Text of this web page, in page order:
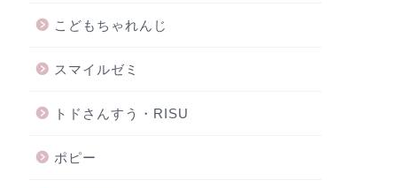
こどもちゃれんじ
スマイルゼミ
トドさんすう・RISU
ポピー